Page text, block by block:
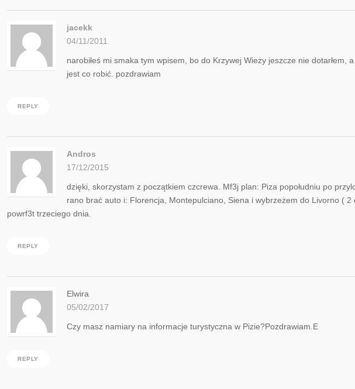
jacekk
04/11/2011
narobiłeś mi smaka tym wpisem, bo do Krzywej Wieży jeszcze nie dotarłem,
jest co robić. pozdrawiam
REPLY
Andros
17/12/2015
dzięki, skorzystam z początkiem czcrewa. Mf3j plan: Piza popołudniu po
rano brać auto i: Florencja, Montepulciano, Siena i wybrzeżem do Livorno ( 2
powrf3t trzeciego dnia.
REPLY
Elwira
05/02/2017
Czy masz namiary na informacje turystyczna w Pizie?Pozdrawiam.E
REPLY